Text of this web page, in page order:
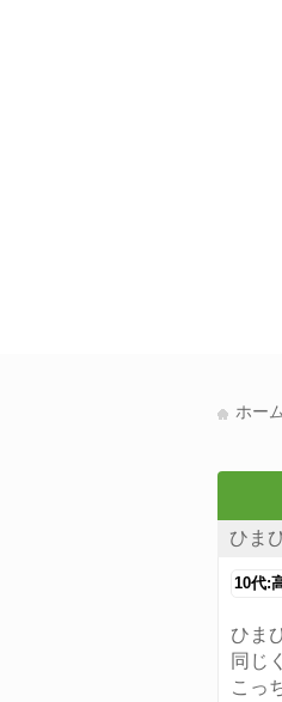
ホー
ひま
10代:
ひま
同じ
こっ